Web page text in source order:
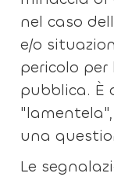
nel caso
e/o
pericolo per
pubblica. È
una
Le